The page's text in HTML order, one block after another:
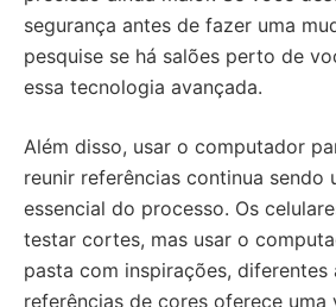
segurança antes de fazer uma
pesquise se há salões perto de
essa tecnologia avançada.
Além disso, usar o computador
reunir referências continua sendo
essencial do processo. Os
testar cortes, mas usar o
pasta com inspirações,
referências de cores oferece uma